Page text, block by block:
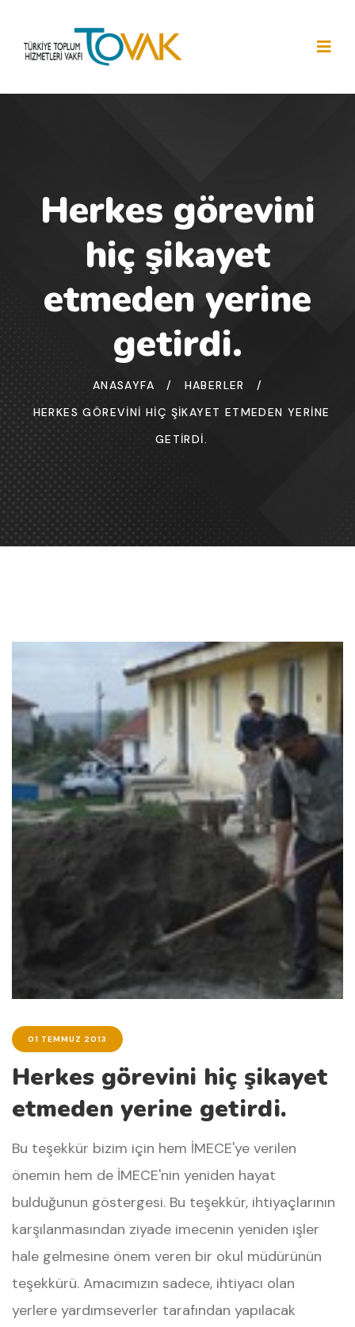
Herkes görevini
hiç şikayet
etmeden yerine
getirdi.
ANASAYFA / HABERLER
/
HERKES GÖREVINI HIÇ ŞIKAYET ETMEDEN YERINE
GETIRDI.
01 TEMMUZ 2013
Herkes görevini hiç şikayet
etmeden yerine getirdi.
Bu teşekkür bizim için hem İMECE'ye verilen
önemin hem de İMECE'nin yeniden hayat
bulduğunun göstergesi. Bu teşekkür, ihtiyaçlarının
karşılanmasından ziyade imecenin yeniden işler
hale gelmesine önem veren bir okul müdürünün
teşekkürü. Amacımızın sadece, ihtiyacı olan
yerlere yardımseverler tarafından yapılacak